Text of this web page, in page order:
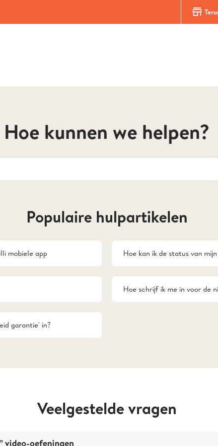
store
Hoe kunnen we helpen?
Populaire hulpartikelen
mobiele app Hoe kan ik de status van
Hoe schrijf ik me in voor de
garantie' in?
Veelgestelde vragen
video-oefeningen